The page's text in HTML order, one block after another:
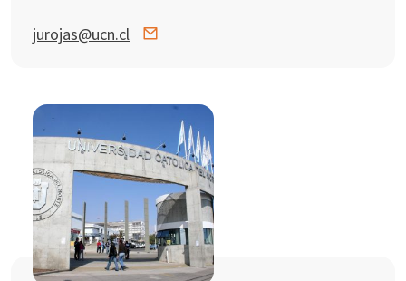
jurojas@ucn.cl